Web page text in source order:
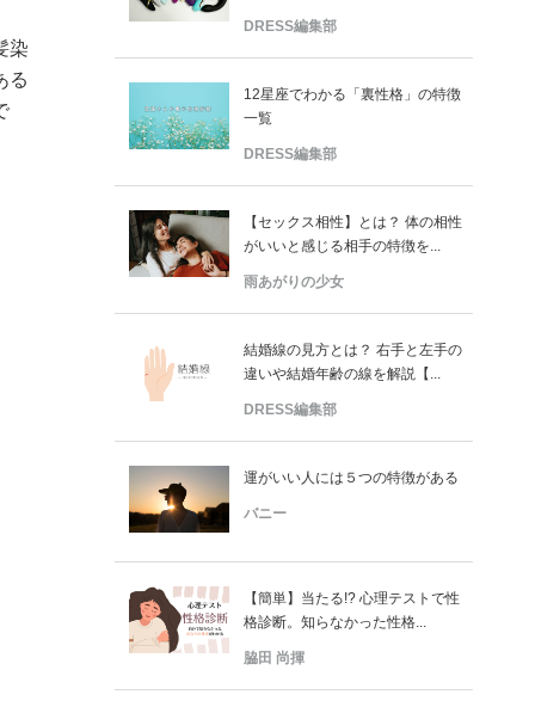
染
る
DRESS編集部
12星座でわかる「裏性格」の特徴
一覧
DRESS編集部
【セックス相性】とは？ 体の相性
がいいと感じる相手の特徴を...
雨あがりの少女
結婚線の見方とは？ 右手と左手の
違いや結婚年齢の線を解説【...
DRESS編集部
運がいい人には５つの特徴がある
バニー
【簡単】当たる!? 心理テストで性
格診断。知らなかった性格...
脇田 尚揮